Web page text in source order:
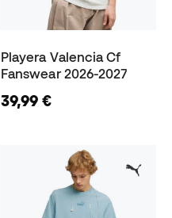
Playera Valencia Cf
Fanswear 2026-2027
39,99 €